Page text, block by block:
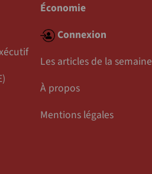
Économie
Connexion
Les articles de la semaine
À propos
Mentions légales